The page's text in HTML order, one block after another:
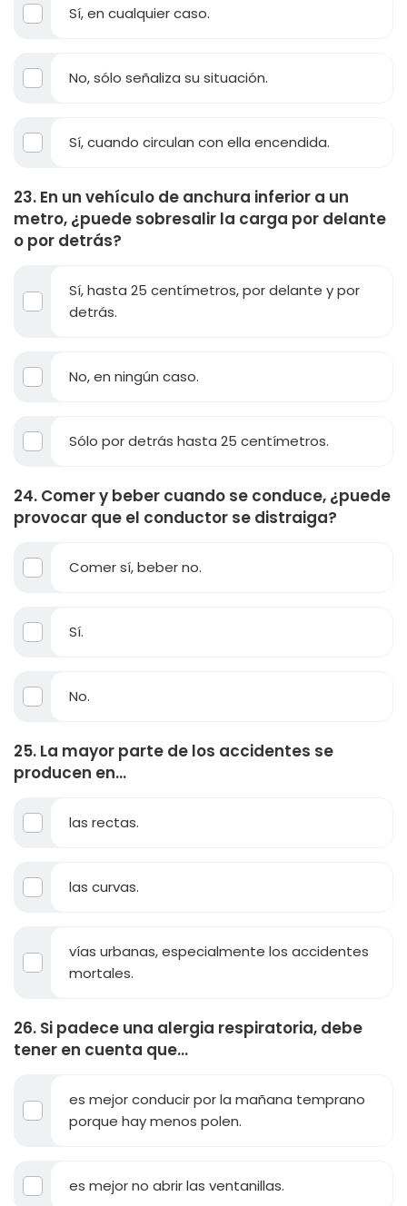
Sí, en cualquier caso.
No, sólo señaliza su situación.
Sí, cuando circulan con ella encendida.
23. En un vehículo de anchura inferior a un
metro, ¿puede sobresalir la carga por delante
o por detrás?
Sí, hasta 25 centímetros, por delante y por
detrás.
No, en ningún caso.
Sólo por detrás hasta 25 centímetros.
24. Comer y beber cuando se conduce, ¿puede
provocar que el conductor se distraiga?
Comer sí, beber no.
Sí.
No.
25. La mayor parte de los accidentes se
producen en...
las rectas.
las curvas.
vías urbanas, especialmente los accidentes
mortales.
26. Si padece una alergia respiratoria, debe
tener en cuenta que...
es mejor conducir por la mañana temprano
porque hay menos polen.
es mejor no abrir las ventanillas.